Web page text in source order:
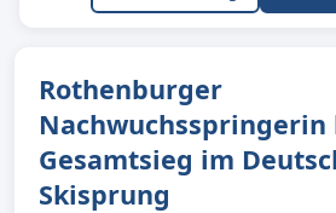
Rothenburger
Nachwuchsspringerin
Gesamtsieg im
Skisprung